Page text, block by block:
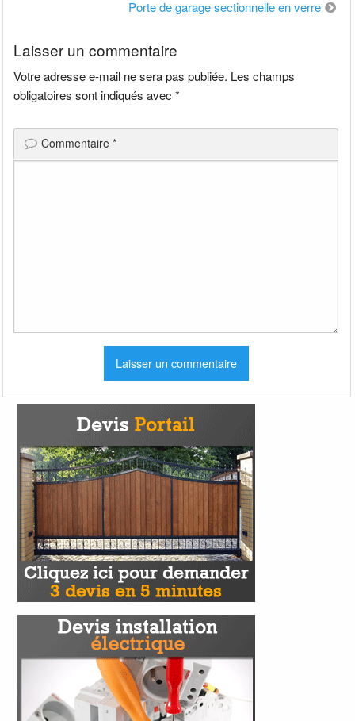
Porte de garage sectionnelle en verre
Laisser un commentaire
Votre adresse e-mail ne sera pas publiée. Les champs
obligatoires sont indiqués avec*
Commentaire*